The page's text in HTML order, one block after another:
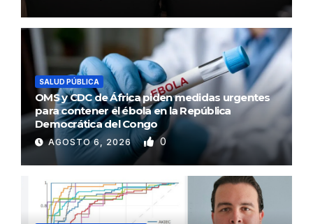
SALUD PÚBLICA
OMS y CDC de África piden medidas urgentes
para contener el ébola en la República
Democrática del Congo
AGOSTO 6, 2026 0